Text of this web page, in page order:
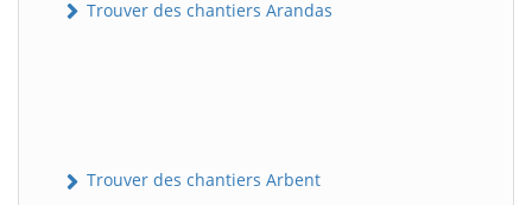
Trouver des chantiers Arandas
Trouver des chantiers Arbent